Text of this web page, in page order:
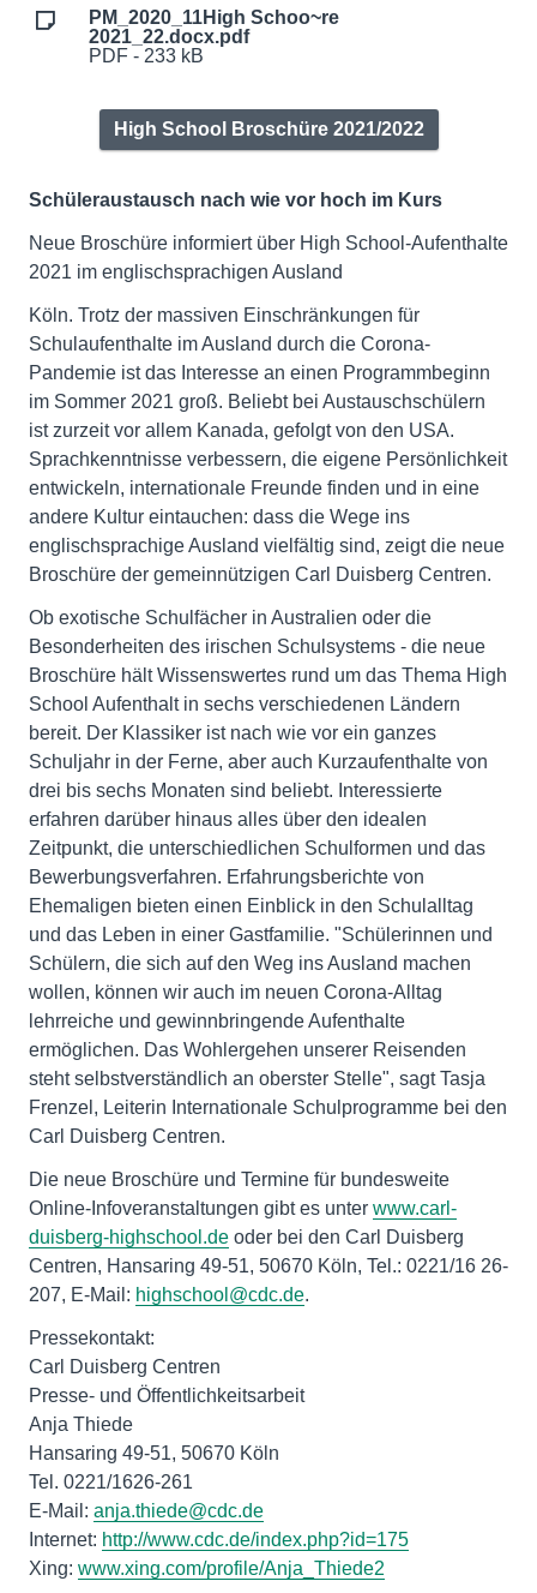
PM_2020_11High Schoo~re
2021_22.docx.pdf
PDF - 233 kB
High School Broschüre 2021/2022
Schüleraustausch nach wie vor hoch im Kurs
Neue Broschüre informiert über High School-Aufenthalte
2021 im englischsprachigen Ausland
Köln. Trotz der massiven Einschränkungen für
Schulaufenthalte im Ausland durch die Corona-
Pandemie ist das Interesse an einen Programmbeginn
im Sommer 2021 groß. Beliebt bei Austauschschülern
ist zurzeit vor allem Kanada, gefolgt von den USA.
Sprachkenntnisse verbessern, die eigene Persönlichkeit
entwickeln, internationale Freunde finden und in eine
andere Kultur eintauchen: dass die Wege ins
englischsprachige Ausland vielfältig sind, zeigt die neue
Broschüre der gemeinnützigen Carl Duisberg Centren.
Ob exotische Schulfächer in Australien oder die
Besonderheiten des irischen Schulsystems - die neue
Broschüre hält Wissenswertes rund um das Thema High
School Aufenthalt in sechs verschiedenen Ländern
bereit. Der Klassiker ist nach wie vor ein ganzes
Schuljahr in der Ferne, aber auch Kurzaufenthalte von
drei bis sechs Monaten sind beliebt. Interessierte
erfahren darüber hinaus alles über den idealen
Zeitpunkt, die unterschiedlichen Schulformen und das
Bewerbungsverfahren. Erfahrungsberichte von
Ehemaligen bieten einen Einblick in den Schulalltag
und das Leben in einer Gastfamilie. "Schülerinnen und
Schülern, die sich auf den Weg ins Ausland machen
wollen, können wir auch im neuen Corona-Alltag
lehrreiche und gewinnbringende Aufenthalte
ermöglichen. Das Wohlergehen unserer Reisenden
steht selbstverständlich an oberster Stelle", sagt Tasja
Frenzel, Leiterin Internationale Schulprogramme bei den
Carl Duisberg Centren.
Die neue Broschüre und Termine für bundesweite
Online-Infoveranstaltungen gibt es unter www.carl-
duisberg-highschool.de oder bei den Carl Duisberg
Centren, Hansaring 49-51, 50670 Köln, Tel.: 0221/16 26-
207, E-Mail: highschool@cdc.de.
Pressekontakt:
Carl Duisberg Centren
Presse- und Öffentlichkeitsarbeit
Anja Thiede
Hansaring 49-51, 50670 Köln
Tel. 0221/1626-261
E-Mail: anja.thiede@cdc.de
Internet: http://www.cdc.de/index.php?id=175
Xing: www.xing.com/profile/Anja_Thiede2